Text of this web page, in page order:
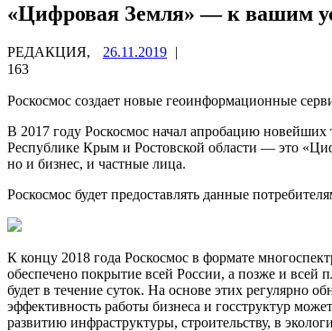
«Цифровая Земля» — к вашим
РЕДАКЦИЯ, 26.11.2019 |
163
Роскосмос создает новые геоинформационные
В 2017 году Роскосмос начал апробацию
Республике Крым и Ростовской области — это
но и бизнес, и частные лица.
Роскосмос будет предоставлять данные
К концу 2018 года Роскосмос в формате
обеспечено покрытие всей России, а позже и
будет в течение суток. На основе этих регулярно
эффективность работы бизнеса и госструктур
развитию инфраструктуры, строительству, в